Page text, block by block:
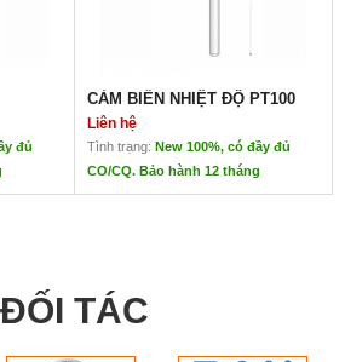
đủ
hãng. Nhập khẩu trực tiếp.
CẢM BIẾN NHIỆT ĐỘ PT100
Liên hệ
Tình trạng: New 100%, có đầy đủ
CO/CQ. Bảo hành 12 tháng
TTECH Đại diện chính hãng.
ĐỐI TÁC